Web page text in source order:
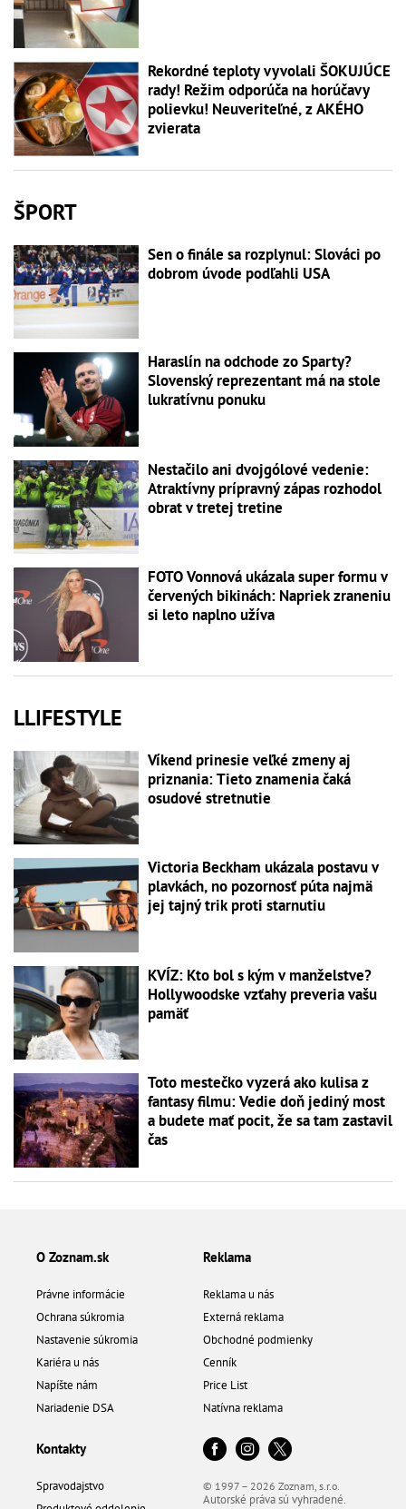
Rekordné teploty vyvolali ŠOKUJÚCE
rady! Režim odporúča na horúčavy
polievku! Neuveriteľné, z AKÉHO
zvierata
ŠPORT
Sen o finále sa rozplynul: Slováci po
dobrom úvode podľahli USA
Haraslín na odchode zo Sparty?
Slovenský reprezentant má na stole
lukratívnu ponuku
Nestačilo ani dvojgólové vedenie:
Atraktívny prípravný zápas rozhodol
obrat v tretej tretine
FOTO Vonnová ukázala super formu v
červených bikinách: Napriek zraneniu
si leto naplno užíva
LLIFESTYLE
Víkend prinesie veľké zmeny aj
priznania: Tieto znamenia čaká
osudové stretnutie
Victoria Beckham ukázala postavu v
plavkách, no pozornosť púta najmä
jej tajný trik proti starnutiu
KVÍZ: Kto bol s kým v manželstve?
Hollywoodske vzťahy preveria vašu
pamäť
Toto mestečko vyzerá ako kulisa z
fantasy filmu: Vedie doň jediný most
a budete mať pocit, že sa tam zastavil
čas
O Zoznam.sk
Právne informácie
Ochrana súkromia
Nastavenie súkromia
Kariéra u nás
Napíšte nám
Nariadenie DSA
Reklama
Reklama u nás
Externá reklama
Obchodné podmienky
Cenník
Price List
Natívna reklama
Kontakty
Spravodajstvo
© 1997 – 2026 Zoznam, s.r.o.
Autorské práva sú vyhradené.